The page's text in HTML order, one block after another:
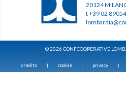
20124
t +39 02
© 2026 CONFCOOPERATIVE
credits | cookie | privacy |